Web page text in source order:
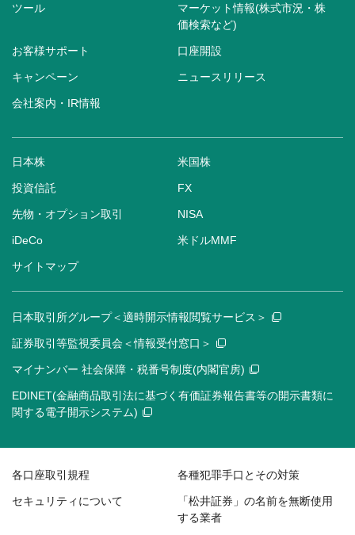
ツール
マーケット情報(株式市況・株
価検索など)
お客様サポート 口座開設
キャンペーン ニュースリリース
会社案内・IR情報
日本株 米国株
投資信託 FX
先物・オプション取引 NISA
iDeCo 米ドルMMF
サイトマップ
日本取引所グループ＜適時開示情報閲覧サービス＞
証券取引等監視委員会＜情報受付窓口＞
マイナンバー 社会保障・税番号制度(内閣官房)
EDINET(金融商品取引法に基づく有価証券報告書等の開示書類に
関する電子開示システム)
各口座取引規程 各種犯罪手口とその対策
セキュリティについて
「松井証券」の名前を無断使用
する業者